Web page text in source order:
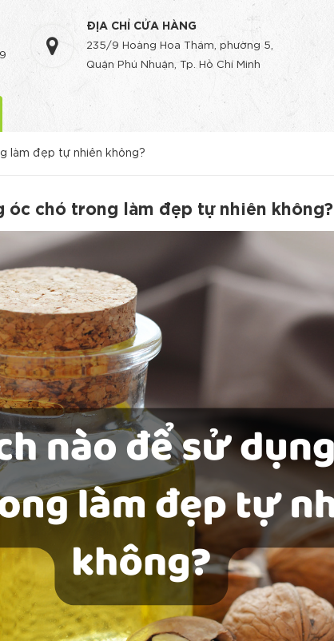
ĐỊA CHỈ CỬA HÀNG
235/9 Hoàng Hoa Thám, phường 5,
Quận Phú Nhuận, Tp. Hồ Chí Minh
làm đẹp tự nhiên không?
óc chó trong làm đẹp tự nhiên không?